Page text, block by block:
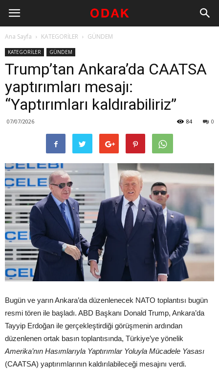
Ana Sayfa KATEGORİLER GÜNDEM
KATEGORİLER GÜNDEM
Trump’tan Ankara’da CAATSA
yaptırımları mesajı:
“Yaptırımları kaldırabiliriz”
07/07/2026 0
84
Bugün ve yarın Ankara’da düzenlenecek NATO toplantısı bugün
resmi tören ile başladı. ABD Başkanı Donald Trump, Ankara’da
Tayyip Erdoğan ile gerçekleştirdiği görüşmenin ardından
düzenlenen ortak basın toplantısında, Türkiye’ye yönelik
Amerika’nın Hasımlarıyla Yaptırımlar Yoluyla Mücadele Yasası
(CAATSA) yaptırımlarının kaldırılabileceği mesajını verdi.